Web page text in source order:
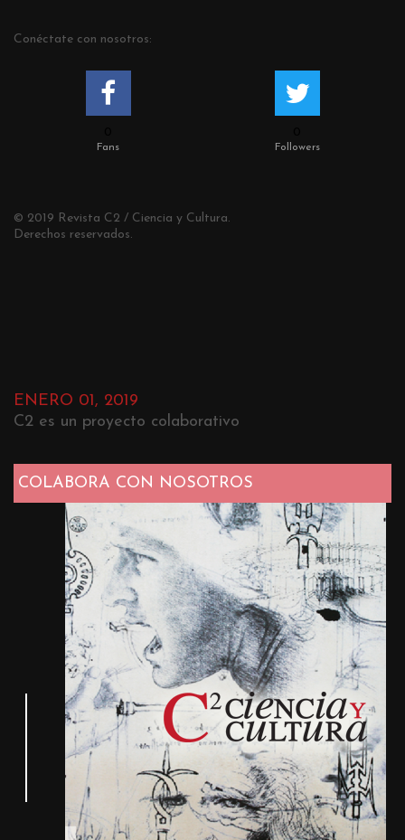
Conéctate con nosotros:
Fans Followers
© 2019 Revista C2 / Ciencia y Cultura.
Derechos reservados.
ENERO 01, 2019
C2 es un proyecto colaborativo
COLABORA CON NOSOTROS